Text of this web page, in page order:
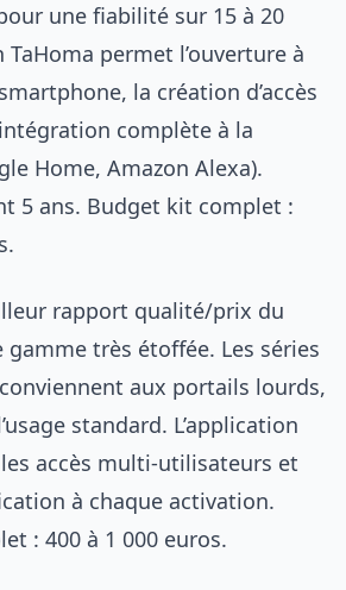
une fiabilité sur 15 à 20
TaHoma permet l’ouverture à
la création d’accès
complète à la
Home, Amazon Alexa).
5 ans. Budget kit complet :
rapport qualité/prix du
gamme très étoffée. Les séries
aux portails lourds,
standard. L’application
accès multi-utilisateurs et
à chaque activation.
: 400 à 1 000 euros.